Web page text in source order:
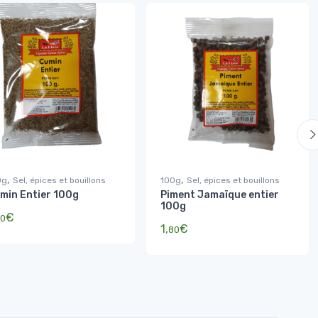
, Sel, épices et bouillons
Entier 100g
€
100g, Sel, épices et bouillons
Piment Jamaïque entier
100g
1,80€